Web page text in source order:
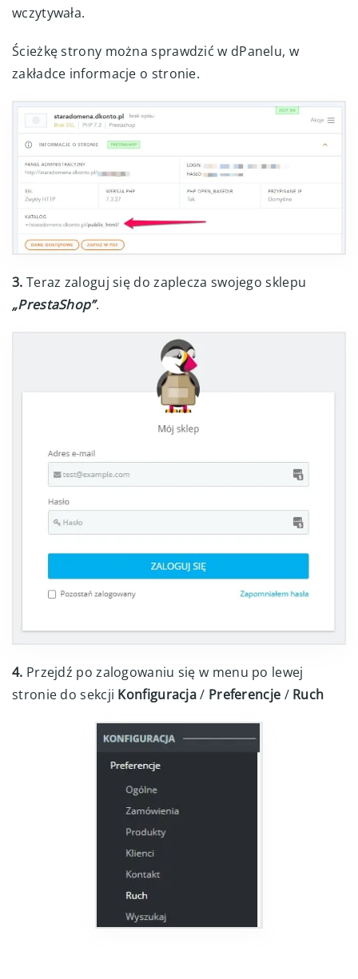
wczytywała.
Ścieżkę strony można sprawdzić w dPanelu, w
zakładce informacje o stronie.
3. Teraz zaloguj się do zaplecza swojego sklepu
„PrestaShop”.
4. Przejdź po zalogowaniu się w menu po lewej
stronie do sekcji Konfiguracja/ Preferencje / Ruch